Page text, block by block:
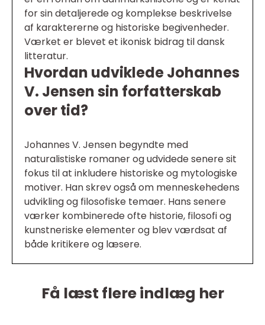
for sin detaljerede og komplekse beskrivelse
af karaktererne og historiske begivenheder.
Værket er blevet et ikonisk bidrag til dansk
litteratur.
Hvordan udviklede Johannes
V. Jensen sin forfatterskab
over tid?
Johannes V. Jensen begyndte med
naturalistiske romaner og udvidede senere sit
fokus til at inkludere historiske og mytologiske
motiver. Han skrev også om menneskehedens
udvikling og filosofiske temaer. Hans senere
værker kombinerede ofte historie, filosofi og
kunstneriske elementer og blev værdsat af
både kritikere og læsere.
Få læst flere indlæg her